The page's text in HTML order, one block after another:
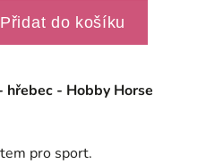
Přidat do košíku
- Hobby Horse
pro sport.